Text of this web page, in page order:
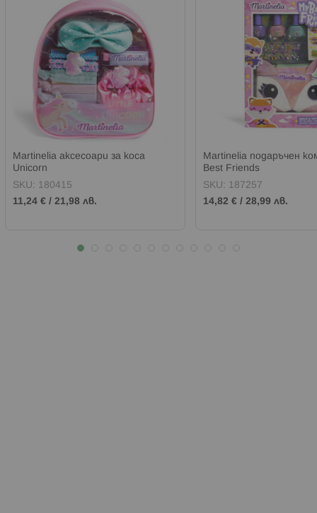
Martinelia аксесоари за коса
Unicorn
SKU: 180415
11,24 € / 21,98 лв.
Martinelia подаръчен
Best Friends
SKU: 187257
14,82 € / 28,99 лв.